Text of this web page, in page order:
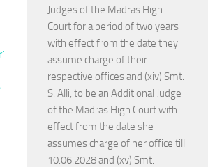
Judges of the Madras High
Court for a period of two years
with effect from the date they
assume charge of their
respective offices and (xiv) Smt.
S. Alli, to be an Additional Judge
of the Madras High Court with
effect from the date she
assumes charge of her office till
10.06.2028 and (xv) Smt.